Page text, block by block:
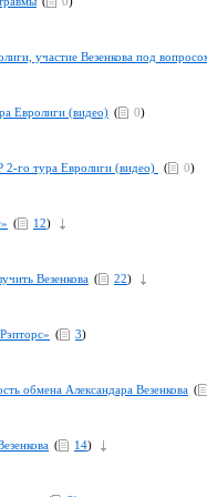
участие Везенковa под
Евролиги (видео) ( 0)
2-го тура Евролиги (видео) ( 0)
( 12)
Везенкова ( 22)
( 3)
обмена Александара Везенкова (
( 14)